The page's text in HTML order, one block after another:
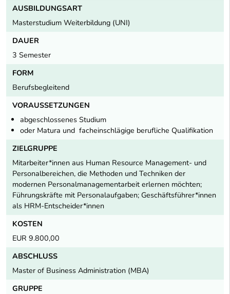
AUSBILDUNGSART
Masterstudium Weiterbildung (UNI)
DAUER
3 Semester
FORM
Berufsbegleitend
VORAUSSETZUNGEN
abgeschlossenes Studium
oder Matura und facheinschlägige berufliche Qualifikation
ZIELGRUPPE
Mitarbeiter*innen aus Human Resource Management- und
Personalbereichen, die Methoden und Techniken der
modernen Personalmanagementarbeit erlernen möchten;
Führungskräfte mit Personalaufgaben; Geschäftsführer*innen
als HRM-Entscheider*innen
KOSTEN
EUR 9.800,00
ABSCHLUSS
Master of Business Administration (MBA)
GRUPPE